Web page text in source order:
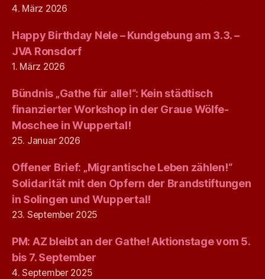
4. März 2026
Happy Birthday Nele – Kundgebung am 3.3. –
JVA Ronsdorf
1. März 2026
Bündnis „Gathe für alle!“: Kein städtisch
finanzierter Workshop in der Graue Wölfe-
Moschee in Wuppertal!
25. Januar 2026
Offener Brief: „Migrantische Leben zählen!“
Solidarität mit den Opfern der Brandstiftungen
in Solingen und Wuppertal!
23. September 2025
PM: AZ bleibt an der Gathe! Aktionstage vom 5.
bis 7. September
4. September 2025